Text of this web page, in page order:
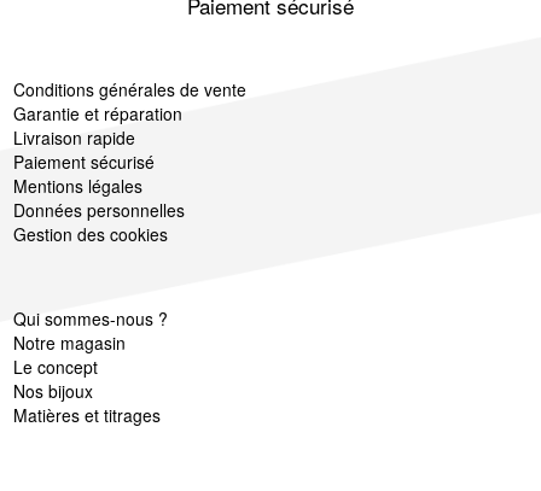
Conditions générales de vente
Garantie et réparation
Livraison rapide
Paiement sécurisé
Mentions légales
Données personnelles
Gestion des cookies
Qui sommes-nous ?
Notre magasin
Le concept
Nos bijoux
Matières et titrages